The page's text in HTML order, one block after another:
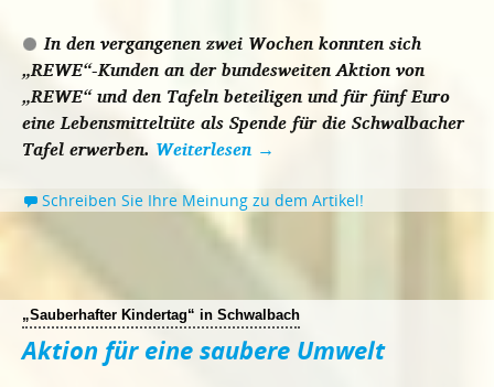
In den vergangenen zwei Wochen konnten sich
„REWE“-Kunden an der bundesweiten Aktion von
„REWE“ und den Tafeln beteiligen und für fünf Euro
eine Lebensmitteltüte als Spende für die Schwalbacher
Tafel erwerben. Weiterlesen →
Schreiben Sie Ihre Meinung zu dem Artikel!
„Sauberhafter Kindertag“ in Schwalbach
Aktion für eine saubere Umwelt